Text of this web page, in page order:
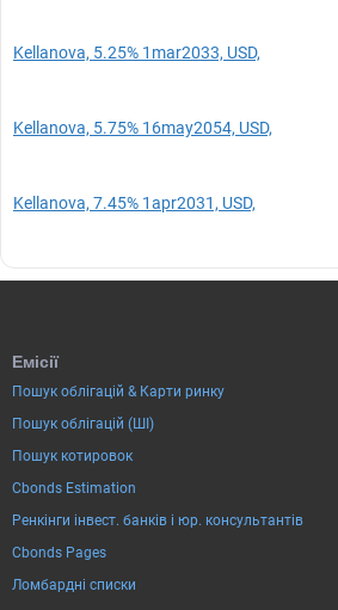
Kellanova, 5.25% 1mar2033, USD,
Kellanova, 5.75% 16may2054, USD,
Kellanova, 7.45% 1apr2031, USD,
Емісії
Пошук облігацій & Карти ринку
Пошук облігацій (ШІ)
Пошук котировок
Cbonds Estimation
Ренкінги інвест. банків і юр. консультантів
Cbonds Pages
Ломбардні списки